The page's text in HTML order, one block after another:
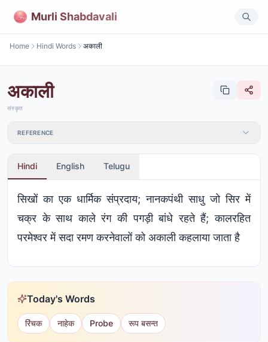
Murli Shabdavali
Home Hindi Words अकाली
अकाली
संस्कृत
REFERENCE
Hindi English Telugu
सिखों का एक धार्मिक संप्रदाय; नानकपंथी साधु जो सिर में
चक्र के साथ काले रंग की पगड़ी बांधे रहते हैं; कालरहित
परमेश्वर में सदा रमण करनेवालों को अकाली कहलाया जाता है
Today's Words
रिंचक नाहेक Probe रूप बसन्त